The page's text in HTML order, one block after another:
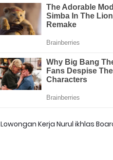
Lowongan Kerja Nurul ikhlas